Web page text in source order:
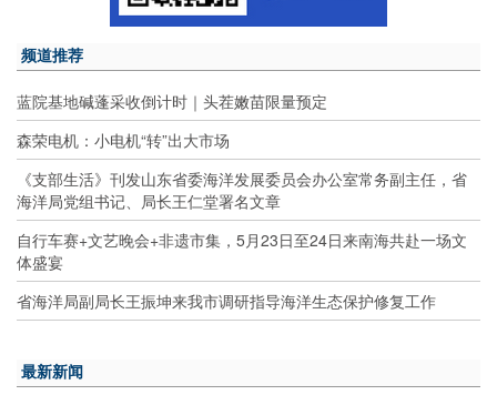
频道推荐
蓝院基地碱蓬采收倒计时｜头茬嫩苗限量预定
森荣电机：小电机“转”出大市场
《支部生活》刊发山东省委海洋发展委员会办公室常务副主任，省
海洋局党组书记、局长王仁堂署名文章
自行车赛+文艺晚会+非遗市集，5月23日至24日来南海共赴一场文
体盛宴
省海洋局副局长王振坤来我市调研指导海洋生态保护修复工作
最新新闻